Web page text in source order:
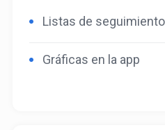
Listas de
Gráficas en la app